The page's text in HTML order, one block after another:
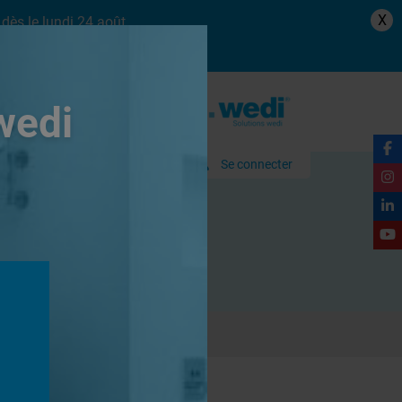
le lundi 24 août. X
Se connecter